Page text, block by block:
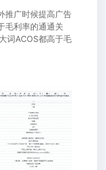
广时候提高广告
毛利率的通通关
词ACOS都高于毛